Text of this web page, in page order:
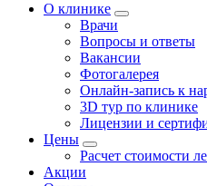
О клинике
Врачи
Вопросы и ответы
Вакансии
Фотогалерея
Онлайн-запись к
3D тур по клинике
Лицензии и
Цены
Расчет стоимости
Акции